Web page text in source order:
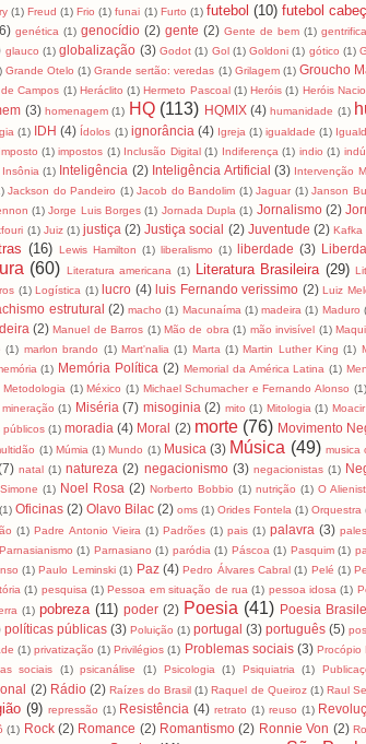
(1) Freud (1) Frio (1) funai (1) Furto (1) futebol (10) futebol
genética (1) genocídio (2) gente (2) Gente de bem (1)
glauco (1) globalização (3) Godot (1) Gol (1) Goldoni (1) gótico (1)
Grande Otelo (1) Grande sertão: veredas (1) Grilagem (1) Groucho
Campos (1) Heráclito (1) Hermeto Pascoal (1) Heróis (1) Heróis
(3) homenagem (1) HQ (113) HQMIX (4) humanidade (1)
(1) IDH (4) Ídolos (1) ignorância (4) Igreja (1) igualdade (1)
Imposto (1) impostos (1) Inclusão Digital (1) Indiferença (1) indio (1)
Insônia (1) Inteligência (2) Inteligência Artificial (3) Intervenção
Jackson do Pandeiro (1) Jacob do Bandolim (1) Jaguar (1) Janson
(1) Jorge Luis Borges (1) Jornada Dupla (1) Jornalismo (2)
(1) Juiz (1) justiça (2) Justiça social (2) Juventude (2) Kafka
(16) Lewis Hamilton (1) liberalismo (1) liberdade (3)
(60) Literatura americana (1) Literatura Brasileira (29)
(1) Logística (1) lucro (4) luis Fernando verissimo (2) Luiz
estrutural (2) macho (1) Macunaíma (1) madeira (1) Maduro
(2) Manuel de Barros (1) Mão de obra (1) mão invisível (1)
(1) marlon brando (1) Mart'nalia (1) Marta (1) Martin Luther King (1)
(1) Memória Política (2) Memorial da América Latina (1)
Metodologia (1) México (1) Michael Schumacher e Fernando Alonso (1)
mineração (1) Miséria (7) misoginia (2) mito (1) Mitologia (1)
públicos (1) moradia (4) Moral (2) morte (76) Movimento
(1) Múmia (1) Mundo (1) Musica (3) Música (49) musica
natal (1) natureza (2) negacionismo (3) negacionistas (1)
(1) Noel Rosa (2) Norberto Bobbio (1) nutrição (1) O
(1) Oficinas (2) Olavo Bilac (2) oms (1) Orides Fontela (1) Orquestra
(1) Padre Antonio Vieira (1) Padrões (1) pais (1) palavra (3)
Parnasianismo (1) Parnasiano (1) paródia (1) Páscoa (1) Pasquim (1)
(1) Paulo Leminski (1) Paz (4) Pedro Álvares Cabral (1) Pelé (1)
(1) pesquisa (1) Pessoa em situação de rua (1) pessoa idosa (1)
(1) pobreza (11) poder (2) Poesia (41) Poesia
políticas públicas (3) Poluição (1) portugal (3) português (5)
(1) privatização (1) Privilégios (1) Problemas sociais (3) Procópio
sociais (1) psicanálise (1) Psicologia (1) Psiquiatria (1)
(2) Rádio (2) Raízes do Brasil (1) Raquel de Queiroz (1) Raul
(9) repressão (1) Resistência (4) retrato (1) reuso (1)
(1) Rock (2) Romance (2) Romantismo (2) Ronnie Von (2)